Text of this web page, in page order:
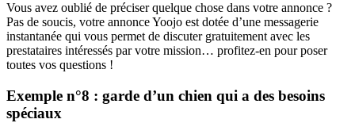
Vous avez oublié de préciser quelque chose dans votre annonce ?
Pas de soucis, votre annonce Yoojo est dotée d’une messagerie
instantanée qui vous permet de discuter gratuitement avec les
prestataires intéressés par votre mission… profitez-en pour poser
toutes vos questions !
Exemple n°8 : garde d’un chien qui a des besoins
spéciaux